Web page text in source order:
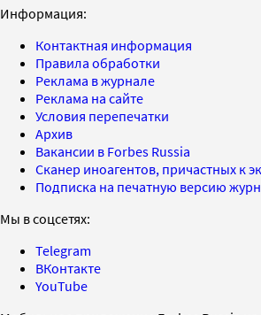
Информация:
Контактная информация
Правила обработки
Реклама в журнале
Реклама на сайте
Условия перепечатки
Архив
Вакансии в Forbes Russia
Сканер иноагентов, причастных к
Подписка на печатную версию
Мы в соцсетях:
Telegram
ВКонтакте
YouTube